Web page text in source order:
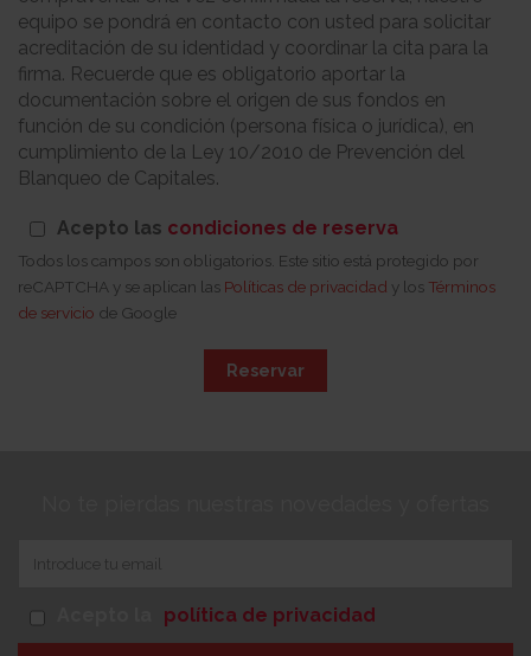
equipo se pondrá en contacto con usted para solicitar
acreditación de su identidad y coordinar la cita para la
firma. Recuerde que es obligatorio aportar la
documentación sobre el origen de sus fondos en
función de su condición (persona física o jurídica), en
cumplimiento de la Ley 10/2010 de Prevención del
Blanqueo de Capitales.
Acepto las condiciones de reserva
Todos los campos son obligatorios. Este sitio está protegido por
reCAPTCHA y se aplican las Políticas de privacidad y los Términos
de servicio de Google
Reservar
política de privacidad